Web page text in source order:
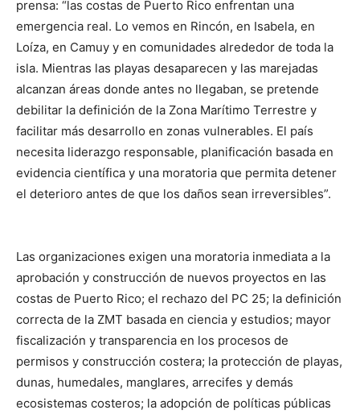
prensa: “las costas de Puerto Rico enfrentan una
emergencia real. Lo vemos en Rincón, en Isabela, en
Loíza, en Camuy y en comunidades alrededor de toda la
isla. Mientras las playas desaparecen y las marejadas
alcanzan áreas donde antes no llegaban, se pretende
debilitar la definición de la Zona Marítimo Terrestre y
facilitar más desarrollo en zonas vulnerables. El país
necesita liderazgo responsable, planificación basada en
evidencia científica y una moratoria que permita detener
el deterioro antes de que los daños sean irreversibles”.
Las organizaciones exigen una moratoria inmediata a la
aprobación y construcción de nuevos proyectos en las
costas de Puerto Rico; el rechazo del PC 25; la definición
correcta de la ZMT basada en ciencia y estudios; mayor
fiscalización y transparencia en los procesos de
permisos y construcción costera; la protección de playas,
dunas, humedales, manglares, arrecifes y demás
ecosistemas costeros; la adopción de políticas públicas